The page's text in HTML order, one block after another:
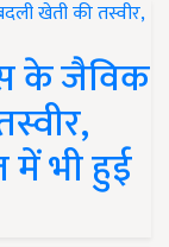
के जैविक
भी हुई